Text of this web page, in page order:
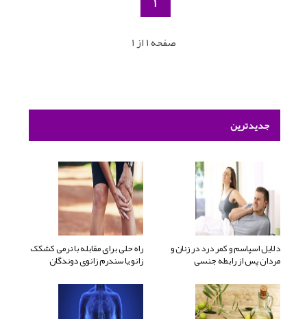
صفحه 1 از 1
جدیدترین
دلایل اسپاسم و کمر درد در زنان و
مردان پس از رابطه جنسی
راه حلی برای مقابله با نرمی کشکک
زانو یا سندرم زانوی دوندگان